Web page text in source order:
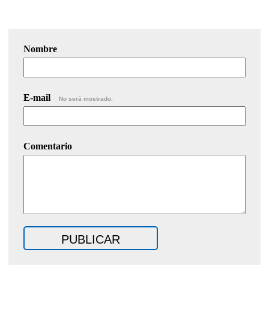
Nombre
E-mail No será mostrado.
Comentario